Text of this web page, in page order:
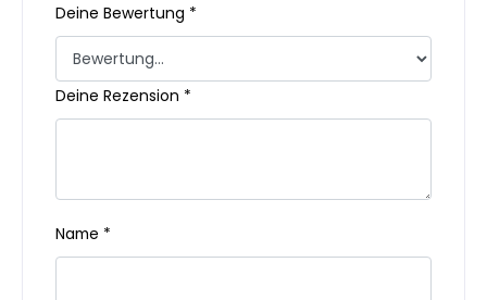
Deine Bewertung *
Deine Rezension *
Name *